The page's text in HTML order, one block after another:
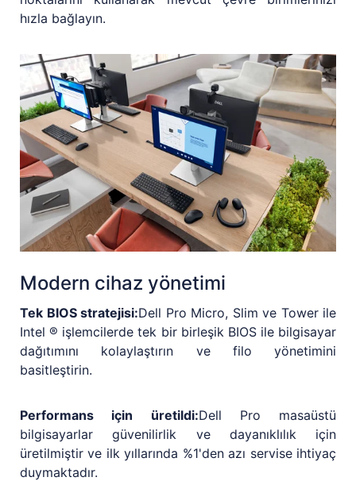
hızla bağlayın.
Modern cihaz yönetimi
Tek BIOS stratejisi:Dell Pro Micro, Slim ve Tower ile
Intel ® işlemcilerde tek bir birleşik BIOS ile bilgisayar
dağıtımını kolaylaştırın ve filo yönetimini
basitleştirin.
Performans için üretildi:Dell Pro masaüstü
bilgisayarlar güvenilirlik ve dayanıklılık için
üretilmiştir ve ilk yıllarında %1'den azı servise ihtiyaç
duymaktadır.